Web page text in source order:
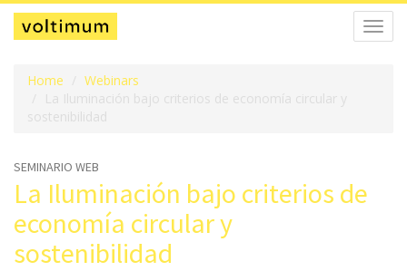
la
Home
Webinars
La Iluminación bajo criterios de economía circular y
sostenibilidad
SEMINARIO WEB
La Iluminación bajo criterios de
economía circular y
sostenibilidad